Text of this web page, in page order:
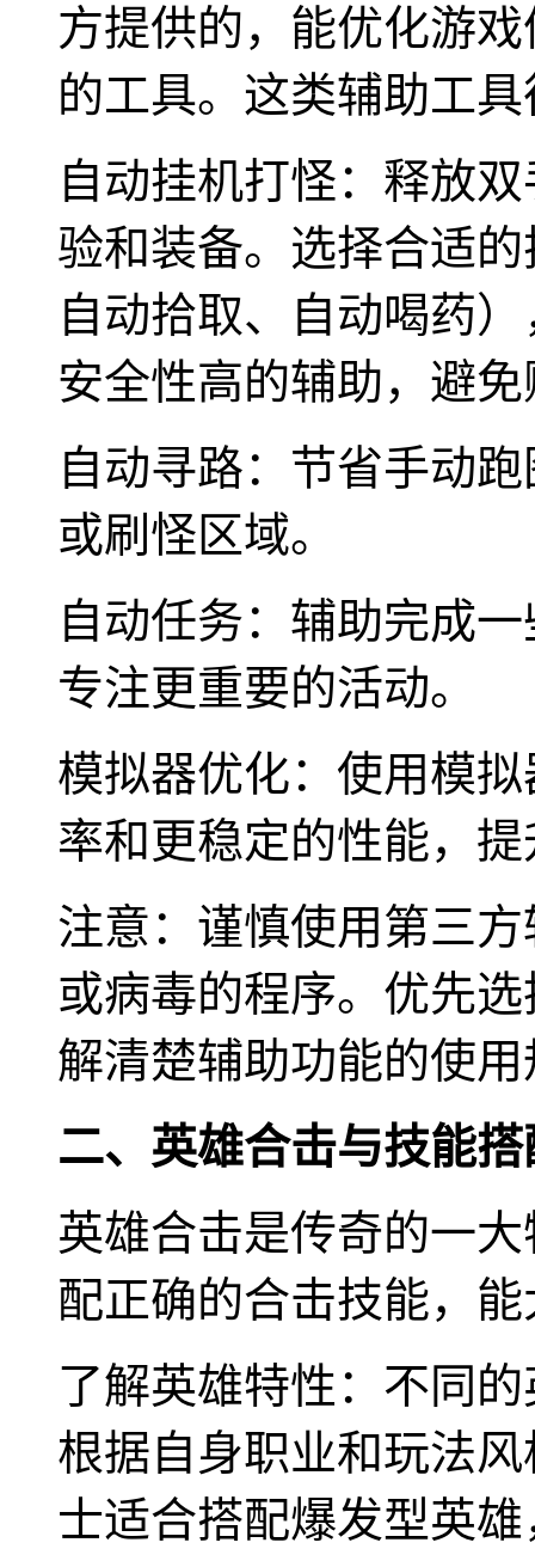
方提供的，能优化游
的工具。这类辅助工
自动挂机打怪：释放
验和装备。选择合适
自动拾取、自动喝药
安全性高的辅助，避
自动寻路：节省手动
或刷怪区域。
自动任务：辅助完成
专注更重要的活动。
模拟器优化：使用模
率和更稳定的性能，
注意：谨慎使用第三
或病毒的程序。优先
解清楚辅助功能的使
二、英雄合击与技能
英雄合击是传奇的一
配正确的合击技能，
了解英雄特性：不同
根据自身职业和玩法
士适合搭配爆发型英